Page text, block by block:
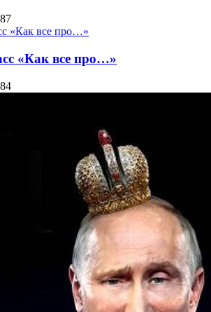
«Как все про…»